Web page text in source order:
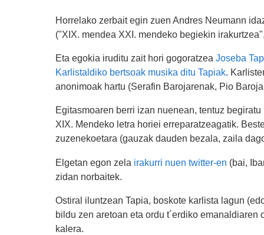
Horrelako zerbait egin zuen Andres Neumann
("XIX. mendea XXI. mendeko begiekin
Eta egokia iruditu zait hori gogoratzea Joseba
Karlistaldiko bertsoak musika ditu Tapiak.
anonimoak hartu (Serafin Barojarenak, Pio
Egitasmoaren berri izan nuenean, tentuz begiratu
XIX. Mendeko letra horiei erreparatzeagatik.
zuzenekoetara (gauzak dauden bezala, zaila
Elgetan egon zela irakurri nuen twitter-en (bai,
zidan norbaitek.
Ostiral iluntzean Tapia, boskote karlista lagun
bildu zen aretoan eta ordu t´erdiko emanaldiaren
kalera.